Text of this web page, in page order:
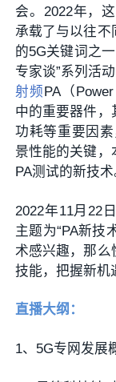
会。2022年，
承载了与以往不
的5G关键词之
专家谈”系列活
射频PA（
中的重要器件，
功耗等重要因
景性能的关键，
PA测试的新技术
2022年11月22
主题为“PA新技
术感兴趣，那么
技能，把握新机
直播大纲：
1、5G专网发展